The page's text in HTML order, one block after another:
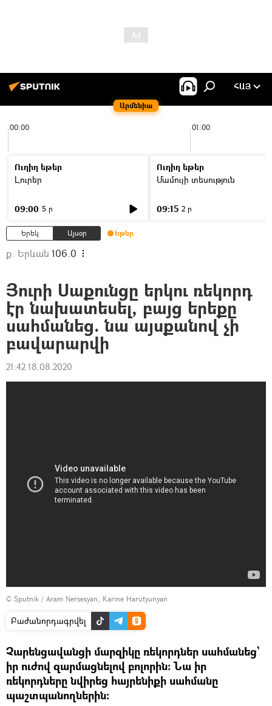
Արմենիա
ՀԱՅ
00:00 01:00
Ուղիղ եթեր
Լուրեր
09:00 5 ր
Ուղիղ եթեր
Մամուլի տեսություն
09:15 2 ր
Երեկ Այսօր Եթեր
ք. Երևան 106.0
Յուրի Սաքունցը երկու ռեկորդ
էր նախատեսել, բայց երեքը
սահմանեց. նա այսքանով չի
բավարարվի
21:42 18.08.2020
© Sputnik / Aram Nersesyan, Karine Harutyunyan
Բաժանորդագրվել
Չարենցավանցի մարզիկը ռեկորդներ սահմանեց`
իր ուժով զարմացնելով բոլորին։ Նա իր
ռեկորդները նվիրեց հայրենիքի սահմանը
պաշտպանողներին։